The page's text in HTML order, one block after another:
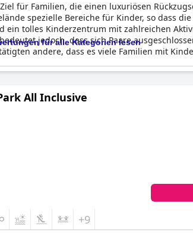
für Familien, die einen luxuriösen
spezielle Bereiche für Kinder, so dass
tolles Kinderzentrum mit zahlreichen
jedoch, dass sich Paare
andere, dass es viele Familien mit
für alle Kategorien lesen
All Inclusive
+9